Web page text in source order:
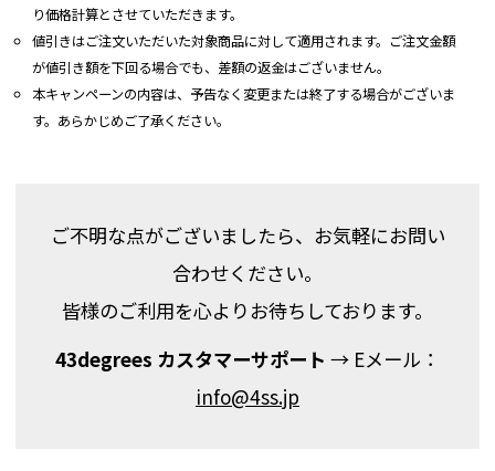
り価格計算とさせていただきます。
値引きはご注文いただいた対象商品に対して適用されます。ご注文金額
が値引き額を下回る場合でも、差額の返金はございません。
本キャンペーンの内容は、予告なく変更または終了する場合がございま
す。あらかじめご了承ください。
ご不明な点がございましたら、お気軽にお問い
合わせください。
皆様のご利用を心よりお待ちしております。
43degrees カスタマーサポート → Eメール：
info@4ss.jp